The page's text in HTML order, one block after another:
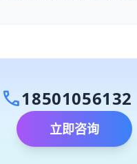
call18501056132
立即咨询